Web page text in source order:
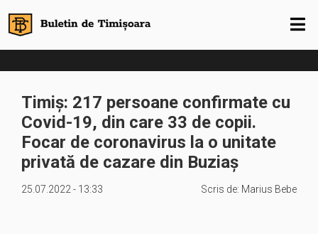
Timiș: 217 persoane confirmate cu
Covid-19, din care 33 de copii.
Focar de coronavirus la o unitate
privată de cazare din Buziaș
25.07.2022 - 13:33 Scris de: Marius Bebe